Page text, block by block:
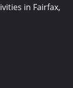
in Fairfax,